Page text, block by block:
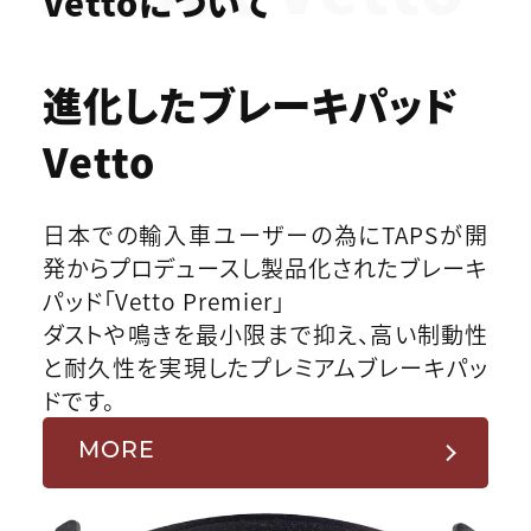
進化したブレーキパッド
Vetto
日本での輸入車ユーザーの為にTAPSが開
発からプロデュースし製品化されたブレーキ
パッド「Vetto Premier」
ダストや鳴きを最小限まで抑え、高い制動性
と耐久性を実現したプレミアムブレーキパッ
ドです。
MORE